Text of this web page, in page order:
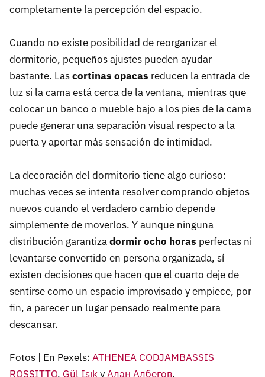
completamente la percepción del espacio.
Cuando no existe posibilidad de reorganizar el
dormitorio, pequeños ajustes pueden ayudar
bastante. Lascortinas opacas reducen la entrada de
luz si la cama está cerca de la ventana, mientras que
colocar un banco o mueble bajo a los pies de la cama
puede generar una separación visual respecto a la
puerta y aportar más sensación de intimidad.
La decoración del dormitorio tiene algo curioso:
muchas veces se intenta resolver comprando objetos
nuevos cuando el verdadero cambio depende
simplemente de moverlos. Y aunque ninguna
distribución garantizadormir ocho horas perfectas ni
levantarse convertido en persona organizada, sí
existen decisiones que hacen que el cuarto deje de
sentirse como un espacio improvisado y empiece, por
fin, a parecer un lugar pensado realmente para
descansar.
Fotos | En Pexels: ATHENEA CODJAMBASSIS
ROSSITTO, Gül IşıkyАлан Албегов.